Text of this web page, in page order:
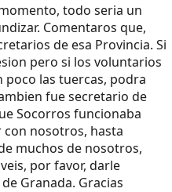
todo seria un
Comentaros que,
de esa Provincia. Si
pero si los voluntarios
poco las tuercas, podra
fue secretario de
Socorros funcionaba
con nosotros, hasta
muchos de nosotros,
por favor, darle
Granada. Gracias